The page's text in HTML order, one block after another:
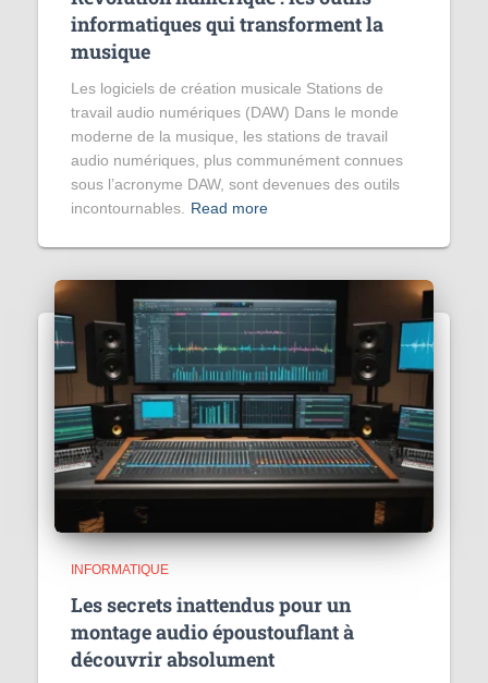
informatiques qui transforment la
musique
Les logiciels de création musicale Stations de
travail audio numériques (DAW) Dans le monde
moderne de la musique, les stations de travail
audio numériques, plus communément connues
sous l’acronyme DAW, sont devenues des outils
incontournables.
Read more
INFORMATIQUE
Les secrets inattendus pour un
montage audio époustouflant à
découvrir absolument